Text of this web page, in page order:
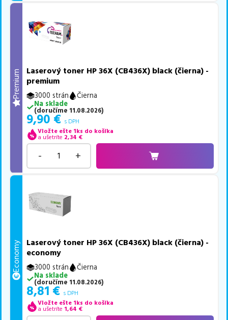
Premium
Laserový toner HP 36X (CB436X) black (čierna) -
premium
3000 strán
Čierna
Na sklade
(doručíme 11.08.2026)
9,90 € s DPH
Vložte ešte 1ks do košíka
a ušetríte 2,34 €
- +
Economy
Laserový toner HP 36X (CB436X) black (čierna) -
economy
3000 strán
Čierna
Na sklade
(doručíme 11.08.2026)
8,81 € s DPH
Vložte ešte 1ks do košíka
a ušetríte 1,64 €